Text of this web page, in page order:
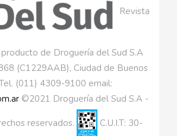
Revista
producto de Droguería del Sud S.A
(C1229AAB), Ciudad de Buenos
(011) 4309-9100 email:
©2021 Droguería del Sud S.A -
reservados. C.U.I.T: 30-